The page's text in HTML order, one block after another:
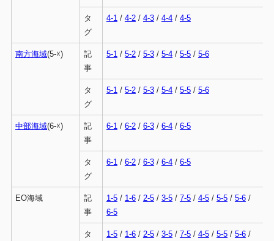
タ
グ
4-1/ 4-2/ 4-3/ 4-4/ 4-5
南方海域(5-☓)
記
事
5-1/ 5-2/ 5-3/ 5-4/ 5-5/ 5-6
タ
グ
5-1/ 5-2/ 5-3/ 5-4/ 5-5/ 5-6
中部海域(6-☓)
記
事
6-1/ 6-2/ 6-3/ 6-4/ 6-5
タ
グ
6-1/ 6-2/ 6-3/ 6-4/ 6-5
EO海域
記
事
1-5/ 1-6/ 2-5/ 3-5/ 7-5/ 4-5/ 5-5/ 5-6/
6-5
タ 1-5/ 1-6/ 2-5/ 3-5/ 7-5/ 4-5/ 5-5/ 5-6/